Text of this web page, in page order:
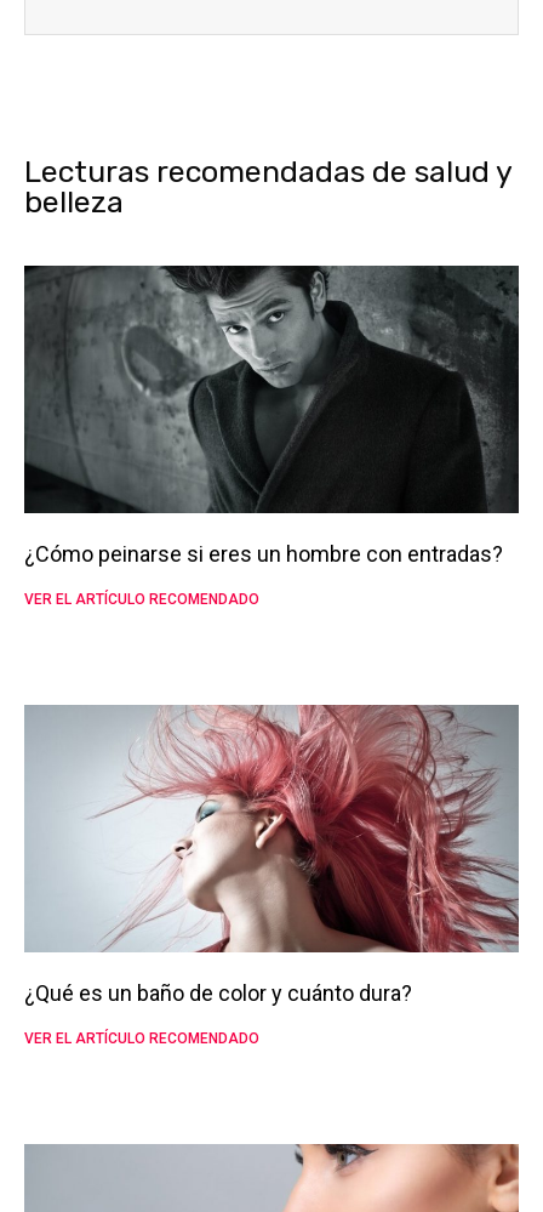
Lecturas recomendadas de salud y
belleza
¿Cómo peinarse si eres un hombre con entradas?
VER EL ARTÍCULO RECOMENDADO
¿Qué es un baño de color y cuánto dura?
VER EL ARTÍCULO RECOMENDADO